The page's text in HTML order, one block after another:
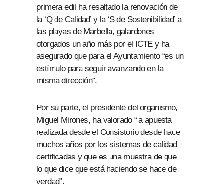
primera edil ha resaltado la renovación de
la ‘Q de Calidad’ y la ‘S de Sostenibilidad’ a
las playas de Marbella, galardones
otorgados un año más por el ICTE y ha
asegurado que para el Ayuntamiento “es un
estímulo para seguir avanzando en la
misma dirección”.
Por su parte, el presidente del organismo,
Miguel Mirones, ha valorado “la apuesta
realizada desde el Consistorio desde hace
muchos años por los sistemas de calidad
certificadas y que es una muestra de que
lo que dice que está haciendo se hace de
verdad”.